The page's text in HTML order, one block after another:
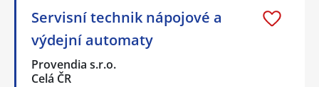
Servisní technik nápojové a
výdejní automaty
Provendia s.r.o.
Celá ČR